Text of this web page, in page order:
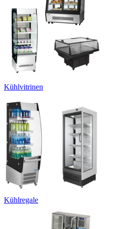
Kühlvitrinen
Kühlregale